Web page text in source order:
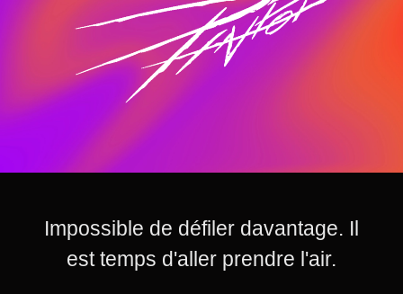
Impossible de défiler davantage. Il
est temps d'aller prendre l'air.